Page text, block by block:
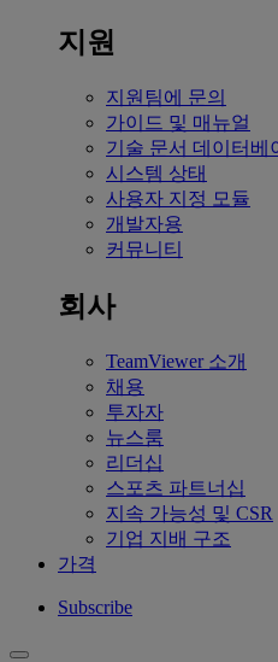
지원
지원팀에 문의
가이드 및 매뉴얼
기술 문서 데이터베
시스템 상태
사용자 지정 모듈
개발자용
커뮤니티
회사
TeamViewer 소개
채용
투자자
뉴스룸
리더십
스포츠 파트너십
지속 가능성 및 CSR
기업 지배 구조
가격
Subscribe